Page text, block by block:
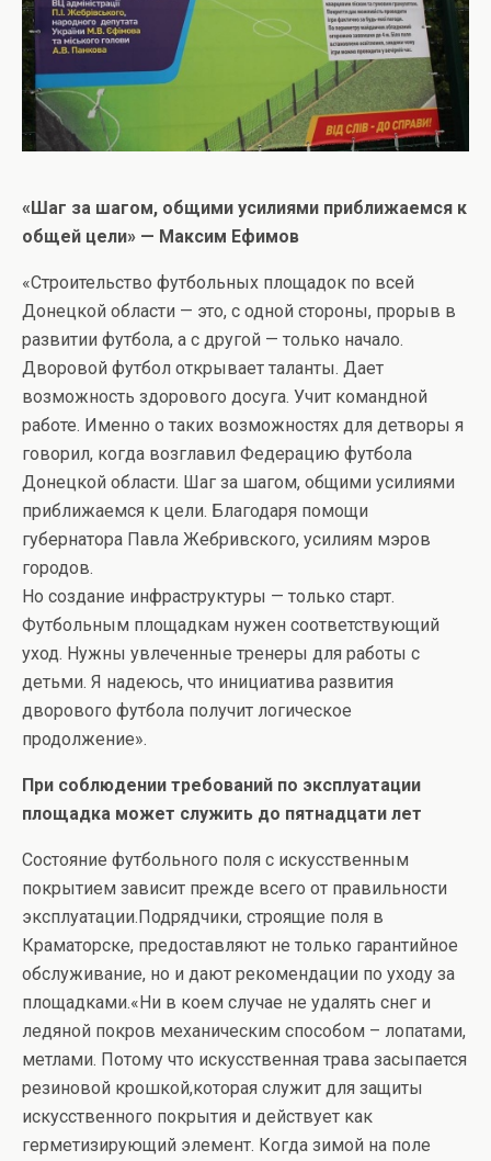
«Шаг за шагом, общими усилиями приближаемся к
общей цели» — Максим Ефимов
«Строительство футбольных площадок по всей
Донецкой области — это, с одной стороны, прорыв в
развитии футбола, а с другой — только начало.
Дворовой футбол открывает таланты. Дает
возможность здорового досуга. Учит командной
работе. Именно о таких возможностях для детворы я
говорил, когда возглавил Федерацию футбола
Донецкой области. Шаг за шагом, общими усилиями
приближаемся к цели. Благодаря помощи
губернатора Павла Жебривского, усилиям мэров
городов.
Но создание инфраструктуры — только старт.
Футбольным площадкам нужен соответствующий
уход. Нужны увлеченные тренеры для работы с
детьми. Я надеюсь, что инициатива развития
дворового футбола получит логическое
продолжение».
При соблюдении требований по эксплуатации
площадка может служить до пятнадцати лет
Состояние футбольного поля с искусственным
покрытием зависит прежде всего от правильности
эксплуатации.Подрядчики, строящие поля в
Краматорске, предоставляют не только гарантийное
обслуживание, но и дают рекомендации по уходу за
площадками.«Ни в коем случае не удалять снег и
ледяной покров механическим способом – лопатами,
метлами. Потому что искусственная трава засыпается
резиновой крошкой,которая служит для защиты
искусственного покрытия и действует как
герметизирующий элемент. Когда зимой на поле